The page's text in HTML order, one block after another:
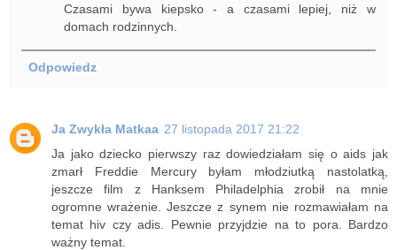
Czasami bywa kiepsko - a czasami lepiej, niż w
domach rodzinnych.
Odpowiedz
Ja Zwykła Matkaa 27 listopada 2017 21:22
Ja jako dziecko pierwszy raz dowiedziałam się o aids jak
zmarł Freddie Mercury byłam młodziutką nastolatką,
jeszcze film z Hanksem Philadelphia zrobił na mnie
ogromne wrażenie. Jeszcze z synem nie rozmawiałam na
temat hiv czy adis. Pewnie przyjdzie na to pora. Bardzo
ważny temat.